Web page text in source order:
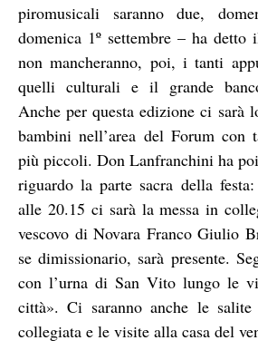
piromusicali saranno due,
domenica 1º settembre – ha detto
non mancheranno, poi, i tanti
quelli culturali e il grande
Anche per questa edizione ci sarà
bambini nell’area del Forum
più piccoli. Don Lanfranchini ha
riguardo la parte sacra della
alle 20.15 ci sarà la messa in
vescovo di Novara Franco Giulio
se dimissionario, sarà presente.
con l’urna di San Vito lungo le
città». Ci saranno anche le
collegiata e le visite alla casa del